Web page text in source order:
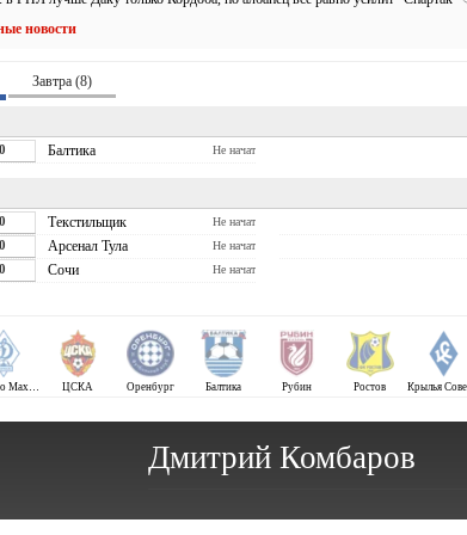
новости
Завтра (8)
Балтика Не начат
Текстильщик Не начат
Арсенал Тула Не начат
Сочи Не начат
Динамо Махачкала ЦСКА Оренбург Балтика Рубин Ростов
Дмитрий Комбаров